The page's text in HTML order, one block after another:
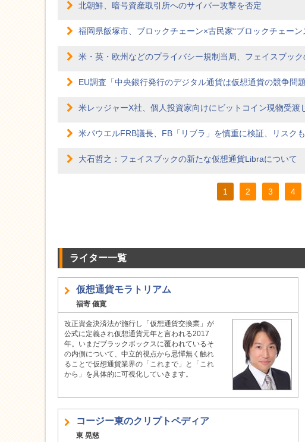
北朝鮮、暗号資産取引所へのサイバー攻撃を否定
福岡県飯塚市、ブロックチェーン×古民家“ブロックチェー
米・英・欧州などのプライバシー規制当局、フェイスブッ
EU調査「中央銀行発行のデジタル通貨は仮想通貨の競争問題
米レッジャーX社、個人投資家向けにビットコイン現物受渡
米パウエルFRB議長、FB「リブラ」を慎重に検証、リスク
大石哲之：フェイスブックの新たな仮想通貨Libraについて
1 2 3 4
ライター一覧
仮想通貨モラトリアム
福寄 儀寛
改正資金決済法が施行し「仮想通貨交換業」が
公式に定義され仮想通貨元年と言われる2017
年。いまだブラックボックスに覆われているそ
の内側について、中立的視点から忌憚無く触れ
ることで仮想通貨業界の「これまで」と「これ
から」を具体的に可視化していきます。
コージー東のクリプトペディア
東 晃慈